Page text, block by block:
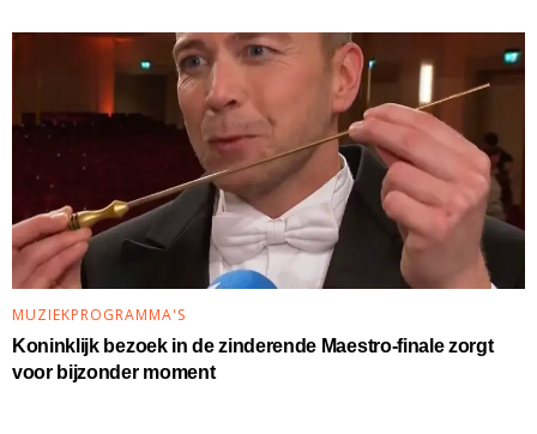
MUZIEKPROGRAMMA'S
Koninklijk bezoek in de zinderende Maestro-finale zorgt
voor bijzonder moment